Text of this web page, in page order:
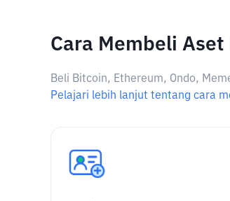
Cara Membeli
Beli Bitcoin, Ethereum, Ondo,
Pelajari lebih lanjut tentang cara